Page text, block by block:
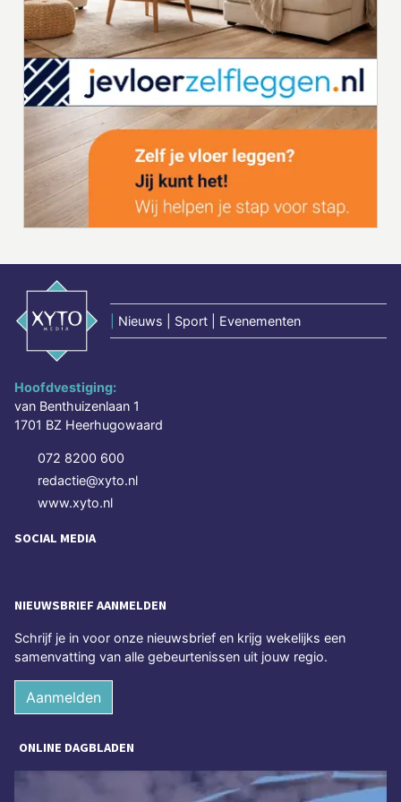
Nieuws | Sport | Evenementen
Hoofdvestiging:
van Benthuizenlaan 1
1701 BZ Heerhugowaard
072 8200 600
redactie@xyto.nl
www.xyto.nl
SOCIAL MEDIA
NIEUWSBRIEF AANMELDEN
Schrijf je in voor onze nieuwsbrief en krijg wekelijks een
samenvatting van alle gebeurtenissen uit jouw regio.
Aanmelden
ONLINE DAGBLADEN